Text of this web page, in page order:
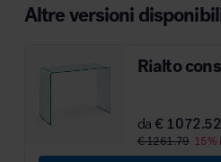
MillerKnoll
Altre versioni
Rialto
da€ 1072.52
€ 1261.79 15%